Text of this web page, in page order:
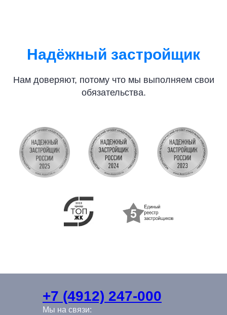
Надёжный застройщик
Нам доверяют, потому что мы выполняем свои
обязательства.
+7 (4912) 247-000
Мы на связи: